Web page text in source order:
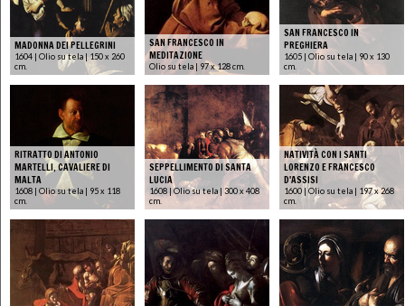
MADONNA DEI PELLEGRINI
1604 | Olio su tela | 150 x 260
cm.
SAN FRANCESCO IN
MEDITAZIONE
Olio su tela | 97 x 128 cm.
SAN FRANCESCO IN
PREGHIERA
1605 | Olio su tela | 90 x 130
cm.
RITRATTO DI ANTONIO
MARTELLI, CAVALIERE DI
MALTA
1608 | Olio su tela | 95 x 118
cm.
SEPPELLIMENTO DI SANTA
LUCIA
1608 | Olio su tela | 300 x 408
cm.
NATIVITÀ CON I SANTI
LORENZO E FRANCESCO
D'ASSISI
1600 | Olio su tela | 197 x 268
cm.